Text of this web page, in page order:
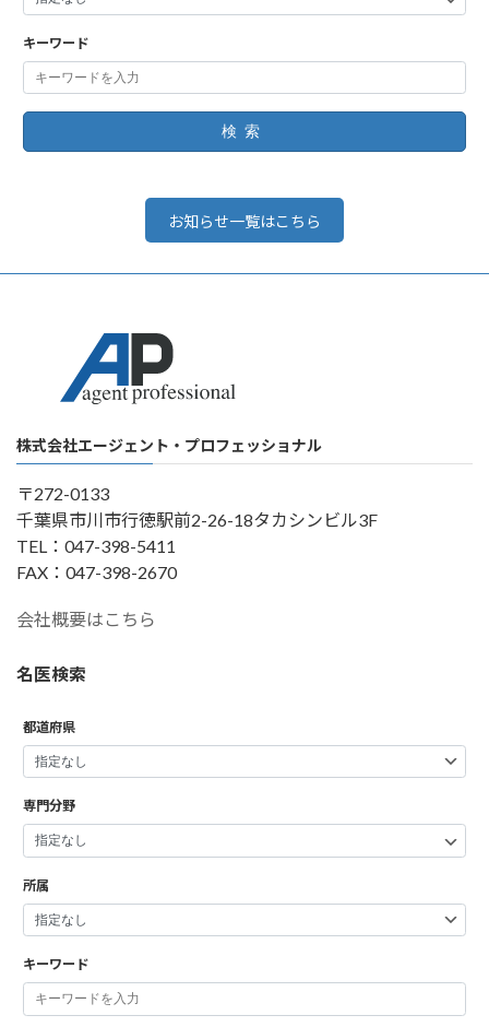
キーワード
検索
お知らせ一覧はこちら
株式会社エージェント・プロフェッショナル
〒272-0133
千葉県市川市行徳駅前2-26-18タカシンビル3F
TEL：047-398-5411
FAX：047-398-2670
会社概要はこちら
名医検索
都道府県
専門分野
所属
キーワード